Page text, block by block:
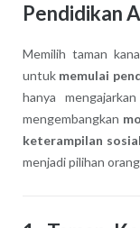
Pendidikan
Memilih taman
untuk memulai
hanya
mengembangkan
keterampilan sosial
menjadi pilihan